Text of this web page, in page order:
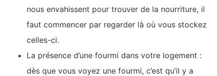
nous envahissent pour trouver de la nourriture, il
faut commencer par regarder là où vous stockez
celles-ci.
La présence d’une fourmi dans votre logement :
dès que vous voyez une fourmi, c’est qu’il y a